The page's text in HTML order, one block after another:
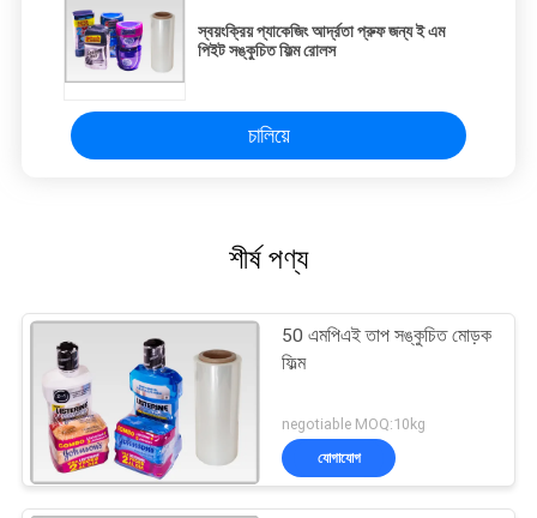
স্বয়ংক্রিয় প্যাকেজিং আর্দ্রতা প্রুফ জন্য ই এম
পিইট সঙ্কুচিত ফিল্ম রোলস
চালিয়ে
শীর্ষ পণ্য
50 এমপিএই তাপ সঙ্কুচিত মোড়ক
ফিল্ম
negotiable MOQ:10kg
যোগাযোগ